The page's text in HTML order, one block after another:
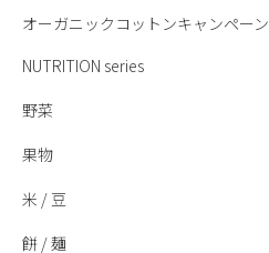
オーガニックコットンキャンペーン
NUTRITION series
野菜
果物
米 / 豆
餅 / 麺